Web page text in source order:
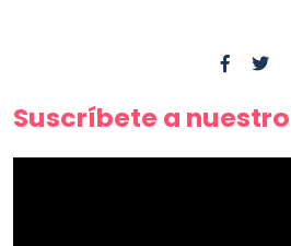
Suscríbete a